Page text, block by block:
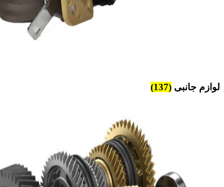
لوازم جانبی (137)